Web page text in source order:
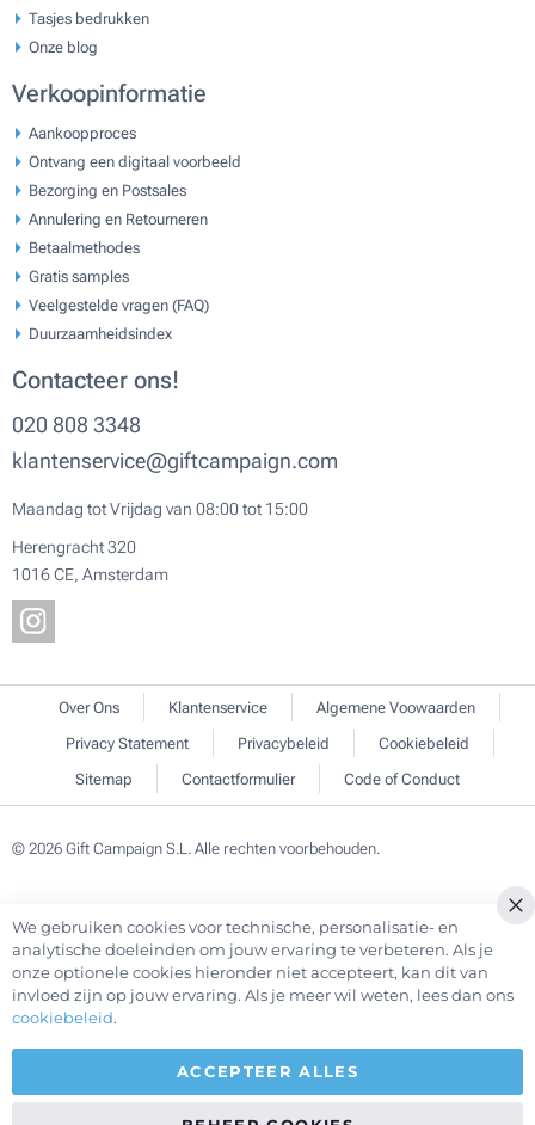
Tasjes bedrukken
Onze blog
Verkoopinformatie
Aankoopproces
Ontvang een digitaal voorbeeld
Bezorging en Postsales
Annulering en Retourneren
Betaalmethodes
Gratis samples
Veelgestelde vragen (FAQ)
Duurzaamheidsindex
Contacteer ons!
020 808 3348
klantenservice@giftcampaign.com
Maandag tot Vrijdag van 08:00 tot 15:00
Herengracht 320
1016 CE, Amsterdam
Over Ons Klantenservice
Algemene Voowaarden
Privacy Statement
Privacybeleid
Cookiebeleid
Sitemap
Contactformulier Code of Conduct
© 2026 Gift Campaign S.L. Alle rechten voorbehouden.
We gebruiken cookies voor technische, personalisatie- en
analytische doeleinden om jouw ervaring te verbeteren. Als je
onze optionele cookies hieronder niet accepteert, kan dit van
invloed zijn op jouw ervaring. Als je meer wil weten, lees dan ons
cookiebeleid.
ACCEPTEER ALLES